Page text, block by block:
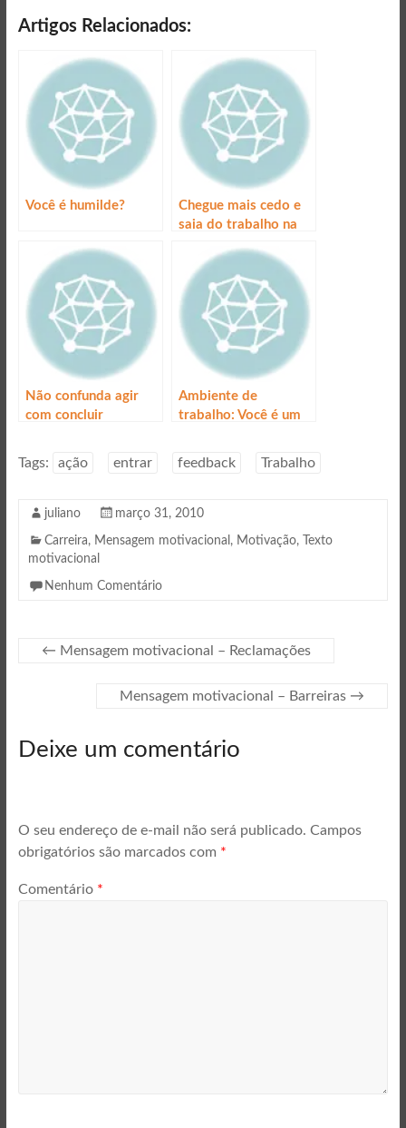
Artigos Relacionados:
Você é humilde?
Chegue mais cedo e
saia do trabalho na
Não confunda agir
com concluir
Ambiente de
trabalho: Você é um
Tags: ação entrar feedback Trabalho
juliano março 31, 2010
Carreira, Mensagem motivacional , Motivação,
Texto
motivacional
Nenhum Comentário
← Mensagem motivacional – Reclamações
Mensagem motivacional – Barreiras →
Deixe um comentário
O seu endereço de e-mail não será publicado. Campos
obrigatórios são marcados com *
Comentário *